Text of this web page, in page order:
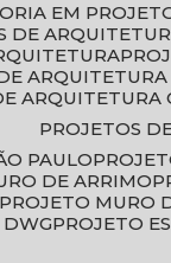
EM
DE
ARQUITETURA
PROJETOS
PAULO
DE ARRIMO
PROJETO MURO
DWG
PROJETO